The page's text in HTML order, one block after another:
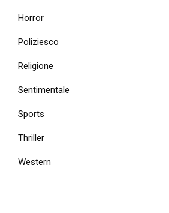
Horror
Poliziesco
Religione
Sentimentale
Sports
Thriller
Western